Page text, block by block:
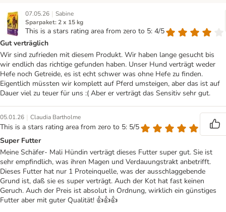
07.05.26 | Sabine
Sparpaket: 2 x 15 kg
This is a stars rating area from zero to 5: 4/5
Gut verträglich
Wir sind zufrieden mit diesem Produkt. Wir haben lange gesucht bis
wir endlich das richtige gefunden haben. Unser Hund verträgt weder
Hefe noch Getreide, es ist echt schwer was ohne Hefe zu finden.
Eigentlich müssten wir komplett auf Pferd umsteigen, aber das ist auf
Dauer viel zu teuer für uns :( Aber er verträgt das Sensitiv sehr gut.
05.01.26 | Claudia Bartholme
This is a stars rating area from zero to 5: 5/5
Super Futter
Meine Schäfer- Mali Hündin verträgt dieses Futter super gut. Sie ist
sehr empfindlich, was ihren Magen und Verdauungstrakt anbetrifft.
Dieses Futter hat nur 1 Proteinquelle, was der ausschlaggebende
Grund ist, daß sie es super verträgt. Auch der Kot hat fast keinen
Geruch. Auch der Preis ist absolut in Ordnung, wirklich ein günstiges
Futter aber mit guter Qualität! 👍👍👍